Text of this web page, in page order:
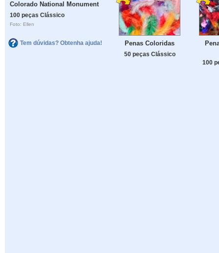
Colorado National Monument
100 peças Clássico
Foto: Ellen
Tem dúvidas? Obtenha ajuda! Penas Coloridas
50 peças Clássico
100